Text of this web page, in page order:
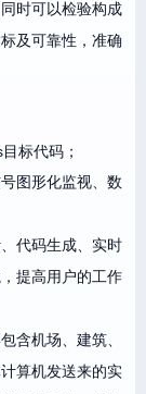
时可以检验构成
及可靠性，准确
标代码；
图形化监视、数
代码生成、实时
提高用户的工作
含机场、建筑、
算机发送来的实